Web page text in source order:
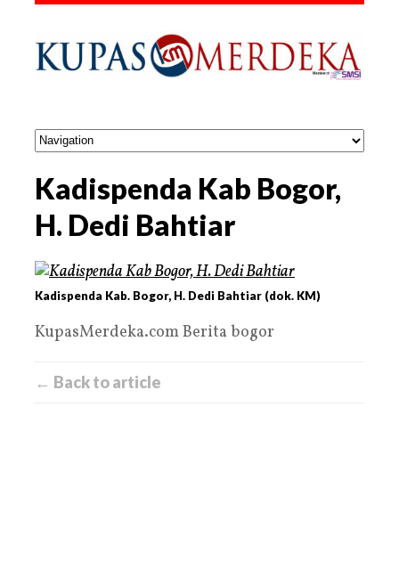
Kadispenda Kab Bogor,
H. Dedi Bahtiar
Kadispenda Kab. Bogor, H. Dedi Bahtiar (dok. KM)
KupasMerdeka.com Berita bogor
← Back to article